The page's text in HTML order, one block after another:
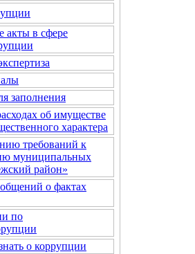
акты в сфере
заполнения
об имуществе
характера
требований к
муниципальных
район»
о фактах
по
о коррупции